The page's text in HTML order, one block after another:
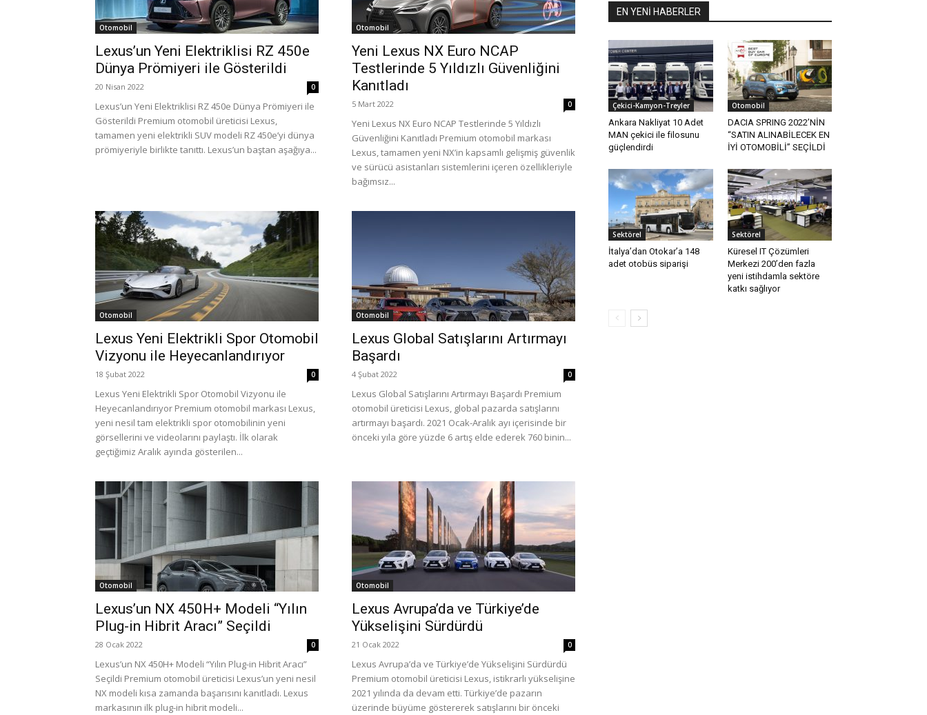
Otomobil
Lexus’un Yeni Elektriklisi RZ 450e
Dünya Prömiyeri ile Gösterildi
20 Nisan 2022 0
Lexus’un Yeni Elektriklisi RZ 450e Dünya Prömiyeri ile
Gösterildi Premium otomobil üreticisi Lexus,
tamamen yeni elektrikli SUV modeli RZ 450e’yi dünya
prömiyeriyle birlikte tanıttı. Lexus’un baştan aşağıya...
Otomobil
Yeni Lexus NX Euro NCAP
Testlerinde 5 Yıldızlı Güvenliğini
Kanıtladı
5 Mart 2022 0
Yeni Lexus NX Euro NCAP Testlerinde 5 Yıldızlı
Güvenliğini Kanıtladı Premium otomobil markası
Lexus, tamamen yeni NX’in kapsamlı gelişmiş güvenlik
ve sürücü asistanları sistemlerini içeren özellikleriyle
bağımsız...
Otomobil
Lexus Yeni Elektrikli Spor Otomobil
Vizyonu ile Heyecanlandırıyor
18 Şubat 2022 0
Lexus Yeni Elektrikli Spor Otomobil Vizyonu ile
Heyecanlandırıyor Premium otomobil markası Lexus,
yeni nesil tam elektrikli spor otomobilinin yeni
görsellerini ve videolarını paylaştı. İlk olarak
geçtiğimiz Aralık ayında gösterilen...
Otomobil
Lexus Global Satışlarını Artırmayı
Başardı
4 Şubat 2022 0
Lexus Global Satışlarını Artırmayı Başardı Premium
otomobil üreticisi Lexus, global pazarda satışlarını
artırmayı başardı. 2021 Ocak-Aralık ayı içerisinde bir
önceki yıla göre yüzde 6 artış elde ederek 760 binin...
Otomobil
Lexus’un NX 450H+ Modeli “Yılın
Plug-in Hibrit Aracı” Seçildi
28 Ocak 2022 0
Lexus’un NX 450H+ Modeli “Yılın Plug-in Hibrit Aracı”
Seçildi Premium otomobil üreticisi Lexus’un yeni nesil
NX modeli kısa zamanda başarısını kanıtladı. Lexus
markasının ilk plug-in hibrit modeli...
Otomobil
Lexus Avrupa’da ve Türkiye’de
Yükselişini Sürdürdü
21 Ocak 2022 0
Lexus Avrupa’da ve Türkiye’de Yükselişini Sürdürdü
Premium otomobil üreticisi Lexus, istikrarlı yükselişine
2021 yılında da devam etti. Türkiye’de pazarın
üzerinde büyüme göstererek satışlarını bir önceki
EN YENİ HABERLER
Çekici-Kamyon-Treyler
Ankara Nakliyat 10 Adet
MAN çekici ile filosunu
güçlendirdi
Otomobil
DACIA SPRING 2022’NİN
“SATIN ALINABİLECEK EN
İYİ OTOMOBİLİ” SEÇİLDİ
Sektörel
İtalya’dan Otokar’a 148
adet otobüs siparişi
Sektörel
Küresel IT Çözümleri
Merkezi 200’den fazla
yeni istihdamla sektöre
katkı sağlıyor